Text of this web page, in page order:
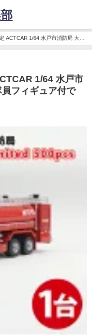
ACTCAR 1/64 水戸市消防局 大型
1/64 水戸市
フィギュア付で